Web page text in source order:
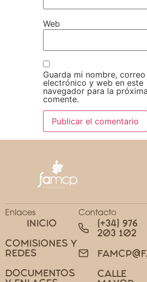
Web
Guarda mi nombre, correo
electrónico y web en este
navegador para la
comente.
Enlaces
INICIO
COMISIONES Y
REDES
DOCUMENTOS
Contacto
(+34) 976
203 102
CALLE